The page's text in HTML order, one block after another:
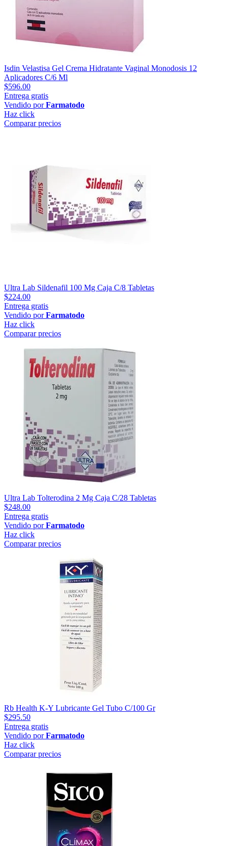
Isdin Velastisa Gel Crema Hidratante Vaginal Monodosis 12
Aplicadores C/6 Ml
$596.00
Entrega gratis
Vendido porFarmatodo
Haz click
Comparar precios
Ultra Lab Sildenafil 100 Mg Caja C/8 Tabletas
$224.00
Entrega gratis
Vendido porFarmatodo
Haz click
Comparar precios
Ultra Lab Tolterodina 2 Mg Caja C/28 Tabletas
$248.00
Entrega gratis
Vendido porFarmatodo
Haz click
Comparar precios
Rb Health K-Y Lubricante Gel Tubo C/100 Gr
$295.50
Entrega gratis
Vendido porFarmatodo
Haz click
Comparar precios